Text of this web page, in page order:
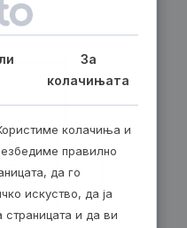
За
колачињата
колачиња и
правилно
да го
искуство, да ја
страницата и да ви